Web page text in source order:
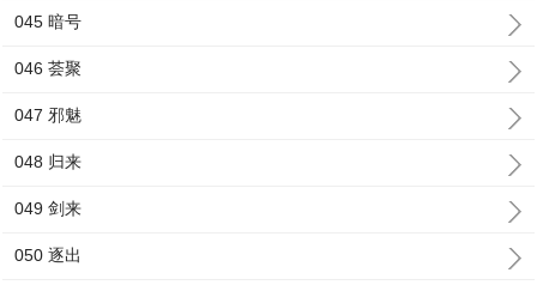
045 暗号
046 荟聚
047 邪魅
048 归来
049 剑来
050 逐出